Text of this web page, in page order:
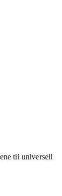
til universell